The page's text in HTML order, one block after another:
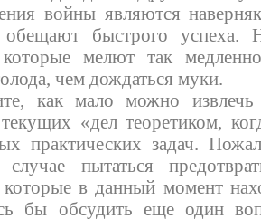
войны являются
быстрого успеха.
которые мелют так
чем дождаться муки.
как мало можно извлечь
«дел теоретиком,
практических задач.
случае пытаться
которые в данный момент
бы обсудить еще один